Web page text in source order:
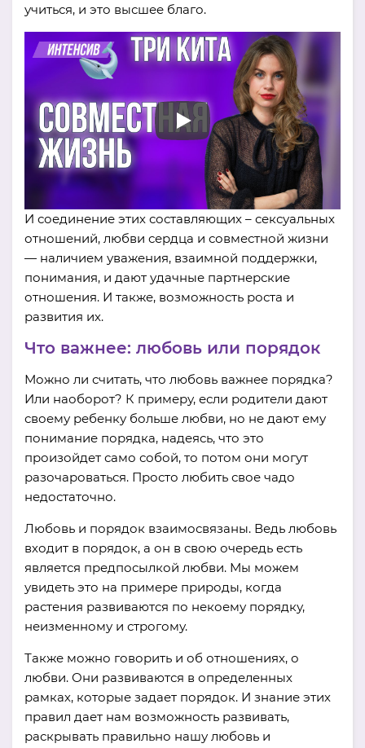
учиться, и это высшее благо.
И соединение этих составляющих – сексуальных
отношений, любви сердца и совместной жизни
— наличием уважения, взаимной поддержки,
понимания, и дают удачные партнерские
отношения. И также, возможность роста и
развития их.
Что важнее: любовь или порядок
Можно ли считать, что любовь важнее порядка?
Или наоборот? К примеру, если родители дают
своему ребенку больше любви, но не дают ему
понимание порядка, надеясь, что это
произойдет само собой, то потом они могут
разочароваться. Просто любить свое чадо
недостаточно.
Любовь и порядок взаимосвязаны. Ведь любовь
входит в порядок, а он в свою очередь есть
является предпосылкой любви. Мы можем
увидеть это на примере природы, когда
растения развиваются по некоему порядку,
неизменному и строгому.
Также можно говорить и об отношениях, о
любви. Они развиваются в определенных
рамках, которые задает порядок. И знание этих
правил дает нам возможность развивать,
раскрывать правильно нашу любовь и